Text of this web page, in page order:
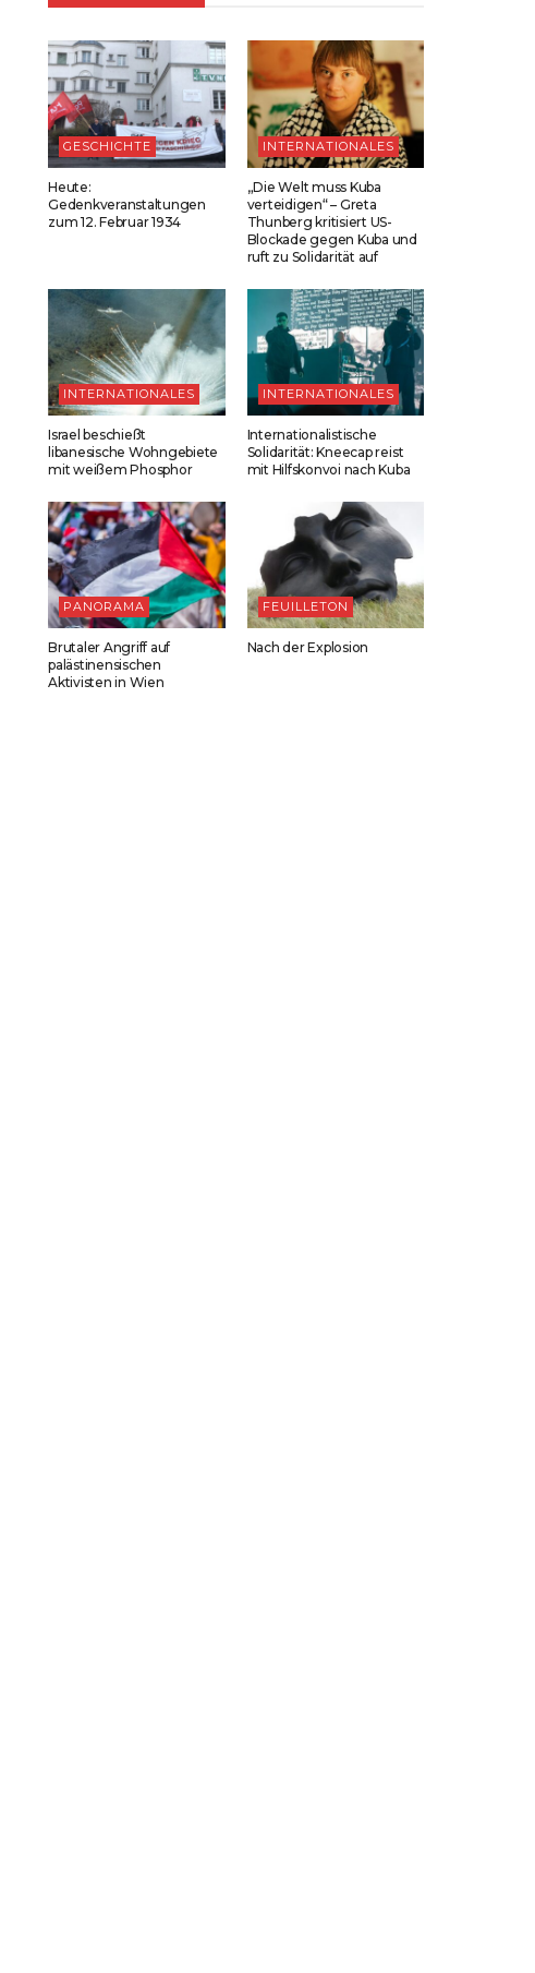
GESCHICHTE
Heute:
Gedenkveranstaltungen
zum 12. Februar 1934
INTERNATIONALES
„Die Welt muss Kuba
verteidigen“ – Greta
Thunberg kritisiert US-
Blockade gegen Kuba und
ruft zu Solidarität auf
INTERNATIONALES
Israel beschießt
libanesische Wohngebiete
mit weißem Phosphor
INTERNATIONALES
Internationalistische
Solidarität: Kneecap reist
mit Hilfskonvoi nach Kuba
PANORAMA
Brutaler Angriff auf
palästinensischen
Aktivisten in Wien
FEUILLETON
Nach der Explosion